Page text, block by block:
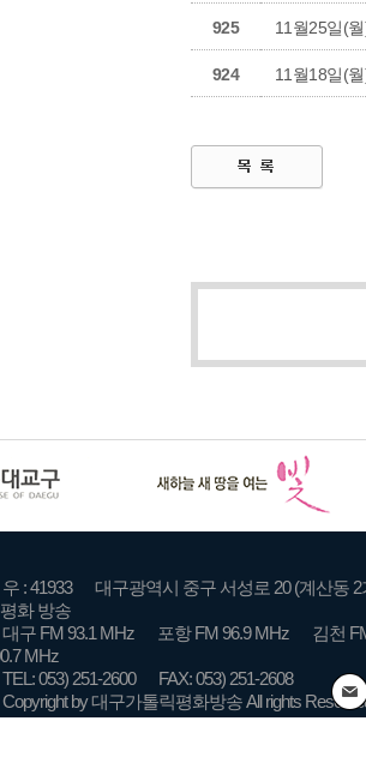
925 11월25일(
924 11월18일(
우 : 41933
대구광역시 중구 서성로 20 (계산동 2
화 방송
대구 FM 93.1 MHz
포항 FM 96.9 MHz
김천
MHz
TEL: 053) 251-2600
FAX: 053) 251-2608
Copyright by 대구가톨릭평화방송 All rights